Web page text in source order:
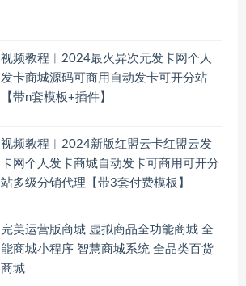
视频教程︱2024最火异次元发卡网个人
发卡商城源码可商用自动发卡可开分站
【带n套模板+插件】
视频教程︱2024新版红盟云卡红盟云发
卡网个人发卡商城自动发卡可商用可开分
站多级分销代理【带3套付费模板】
完美运营版商城 虚拟商品全功能商城 全
能商城小程序 智慧商城系统 全品类百货
商城